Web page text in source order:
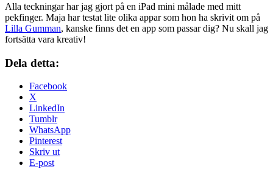
Alla teckningar har jag gjort på en iPad mini målade med mitt
pekfinger. Maja har testat lite olika appar som hon ha skrivit om på
Lilla Gumman, kanske finns det en app som passar dig? Nu skall jag
fortsätta vara kreativ!
Dela detta:
Facebook
X
LinkedIn
Tumblr
WhatsApp
Pinterest
Skriv ut
E-post